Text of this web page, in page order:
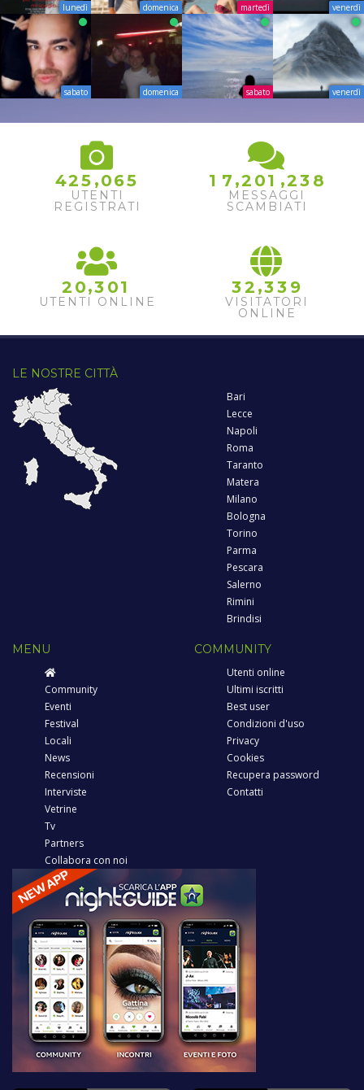
lunedì domenica martedì venerdì
sabato domenica sabato venerdì
425 ,065
UTENTI
REGISTRATI
1 7 ,2 01 ,23 8
MESSAGGI
SCAMBIATI
2 0,3 01
UTENTI ONLINE
32 ,33 9
VISITATORI
ONLINE
LE NOSTRE CITTÀ
Bari
Lecce
Napoli
Roma
Taranto
Matera
Milano
Bologna
Torino
Parma
Pescara
Salerno
Rimini
Brindisi
MENU
Community
Eventi
Festival
Locali
News
Recensioni
Interviste
Vetrine
Tv
Partners
Collabora con noi
COMMUNITY
Utenti online
Ultimi iscritti
Best user
Condizioni d'uso
Privacy
Cookies
Recupera password
Contatti